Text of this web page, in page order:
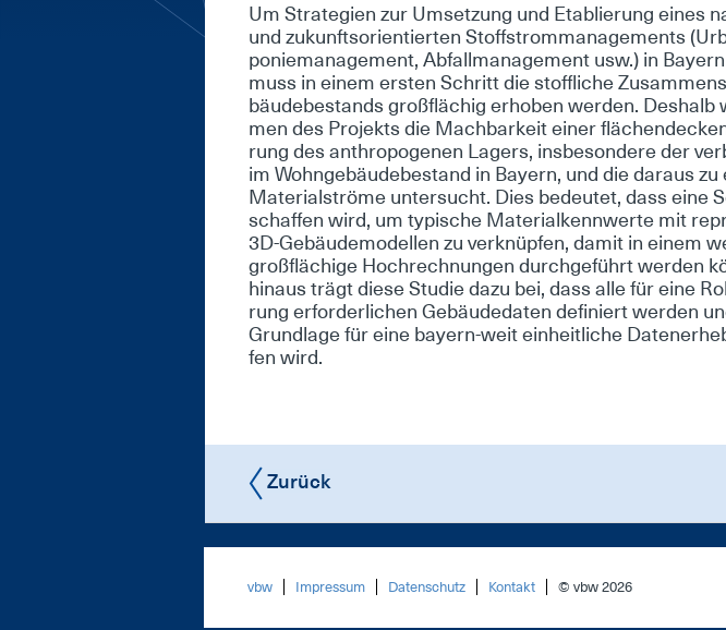
Um Stra­te­gi­en zur Um­set­zung und Eta­blie­rung ei­nes
und zu­kunfts­ori­en­tier­ten Stoff­strom­ma­nage­ments
po­nie­ma­nage­ment, Ab­fall­ma­nage­ment usw.) in
muss in ei­nem ers­ten Schritt die stoff­li­che
bäu­de­be­stands groß­flä­chig er­ho­ben wer­den. Des­halb
men des Pro­jekts die Mach­bar­keit ei­ner
rung des an­thro­po­ge­nen La­gers, ins­be­son­de­re der
im Wohn­ge­bäu­de­be­stand in Bay­ern, und die dar­aus
Ma­te­ri­al­strö­me un­ter­sucht. Dies be­deu­tet, dass ei­ne
schaf­fen wird, um ty­pi­sche Ma­te­ri­al­kenn­wer­te mit
3D-Ge­bäu­de­mo­del­len zu ver­knüp­fen, da­mit in ei­nem
groß­flä­chi­ge Hoch­rech­nun­gen durch­ge­führt wer­den
hin­aus trägt die­se Stu­die da­zu bei, dass al­le für ei­ne
rung er­for­der­li­chen Ge­bäu­de­da­ten de­fi­niert wer­den
Grund­la­ge für ei­ne bay­ern-weit ein­heit­li­che
fen wird.
Zurück
vbw Impressum Datenschutz Kontakt © vbw 2026